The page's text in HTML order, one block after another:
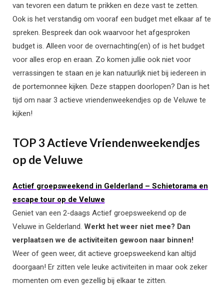
van tevoren een datum te prikken en deze vast te zetten.
Ook is het verstandig om vooraf een budget met elkaar af te
spreken. Bespreek dan ook waarvoor het afgesproken
budget is. Alleen voor de overnachting(en) of is het budget
voor alles erop en eraan. Zo komen jullie ook niet voor
verrassingen te staan en je kan natuurlijk niet bij iedereen in
de portemonnee kijken. Deze stappen doorlopen? Dan is het
tijd om naar 3 actieve vriendenweekendjes op de Veluwe te
kijken!
TOP 3 Actieve Vriendenweekendjes
op de Veluwe
Actief groepsweekend in Gelderland – Schietorama en
escape tour op de Veluwe
Geniet van een 2-daags Actief groepsweekend op de
Veluwe in Gelderland. Werkt het weer niet mee? Dan
verplaatsen we de activiteiten gewoon naar binnen!
Weer of geen weer, dit actieve groepsweekend kan altijd
doorgaan! Er zitten vele leuke activiteiten in maar ook zeker
momenten om even gezellig bij elkaar te zitten.